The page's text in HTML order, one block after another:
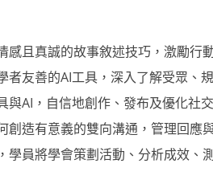
感且真誠的故事敘述技巧，激勵行
者友善的AI工具，深入了解受眾、
與AI，自信地創作、發布及優化社
創造有意義的雙向溝通，管理回應
學員將學會策劃活動、分析成效